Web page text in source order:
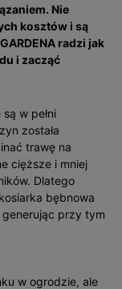
Nie
kosztów i są
radzi jak
i zacząć
w pełni
została
trawę na
cięższe i mniej
Dlatego
bębnowa
generując przy tym
w ogrodzie, ale